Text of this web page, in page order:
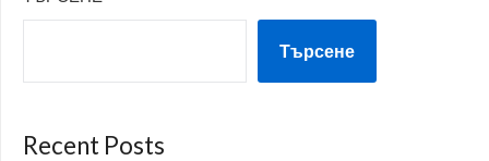
Търсене
Recent Posts